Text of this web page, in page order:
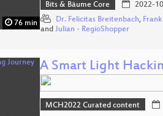
76 min
Bits & Bäume Core 2022-
Dr. Felicitas Breitenbach,
and Julian - RegioShopper
A Smart Light
MCH2022 Curated content